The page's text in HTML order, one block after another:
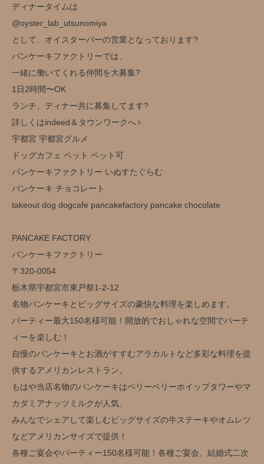
ディナータイムは
@oyster_lab_utsunomiya
として、オイスターバーの営業となっております?
パンケーキファクトリーでは、
一緒に働いてくれる仲間を大募集?
1日2時間〜OK
ランチ、ディナー共に募集してます?
詳しくはindeed＆タウンワークへ‍♀️
宇都宮 宇都宮グルメ
ドッグカフェ ペット ペット可
パンケーキファクトリー いぬすたぐらむ
パンケーキ チョコレート
takeout dog dogcafe pancakefactory pancake chocolate
PANCAKE FACTORY
パンケーキファクトリー
〒320-0054
栃木県宇都宮市東戸祭1-2-12
名物パンケーキとビッグサイズの豪快な料理を楽しめます。
パーティー最大150名様可能！開放的でおしゃれな空間でパーテ
ィーを楽しむ！
自慢のパンケーキとお酒がすすむアラカルトなど多彩な料理を提
供するアメリカンレストラン。
もはや当店名物のパンケーキはベリーベリーホイップタワーやマ
カダミアナッツミルクが人気、
みんなでシェアして楽しむビッグサイズの牛ステーキやオムレツ
などアメリカンサイズで提供！
各種ご宴会やパーティー150名様可能！各種ご宴会、結婚式二次